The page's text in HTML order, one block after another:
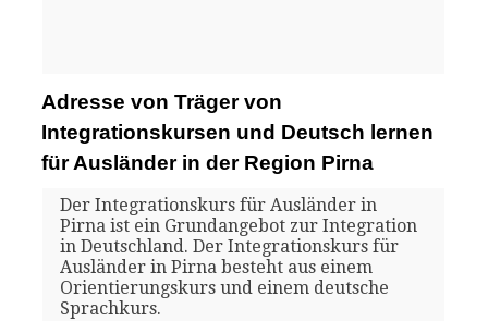
Adresse von Träger von
Integrationskursen und Deutsch lernen
für Ausländer in der Region Pirna
Der Integrationskurs für Ausländer in
Pirna ist ein Grundangebot zur Integration
in Deutschland. Der Integrationskurs für
Ausländer in Pirna besteht aus einem
Orientierungskurs und einem deutsche
Sprachkurs.